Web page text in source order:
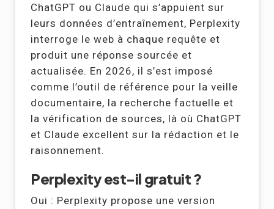
ChatGPT ou Claude qui s’appuient sur
leurs données d’entraînement, Perplexity
interroge le web à chaque requête et
produit une réponse sourcée et
actualisée. En 2026, il s’est imposé
comme l’outil de référence pour la veille
documentaire, la recherche factuelle et
la vérification de sources, là où ChatGPT
et Claude excellent sur la rédaction et le
raisonnement.
Perplexity est-il gratuit ?
Oui : Perplexity propose une version